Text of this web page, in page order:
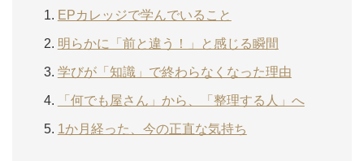
EPカレッジで学んでいること
明らかに「前と違う！」と感じる瞬間
学びが「知識」で終わらなくなった理由
「何でも屋さん」から、「整理する人」へ
1か月経った、今の正直な気持ち